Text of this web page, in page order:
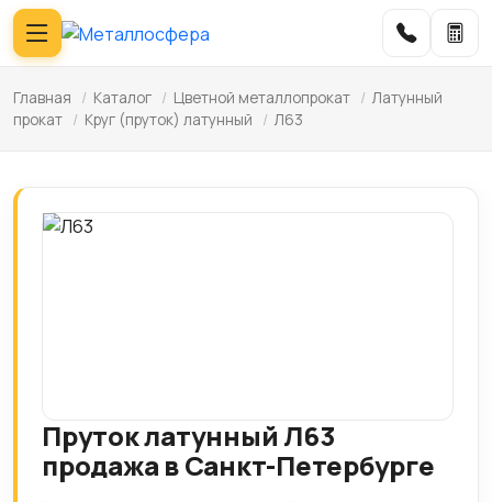
Главная / Каталог / Цветной металлопрокат / Латунный
прокат / Круг (пруток) латунный / Л63
Пруток латунный Л63
продажа в Санкт-Петербурге